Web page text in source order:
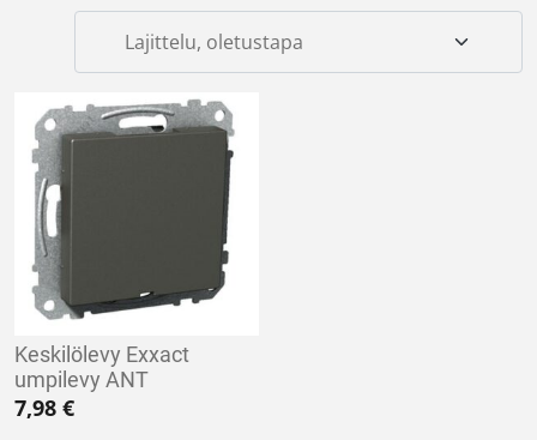
Keskilölevy Exxact
umpilevy ANT
7,98 €